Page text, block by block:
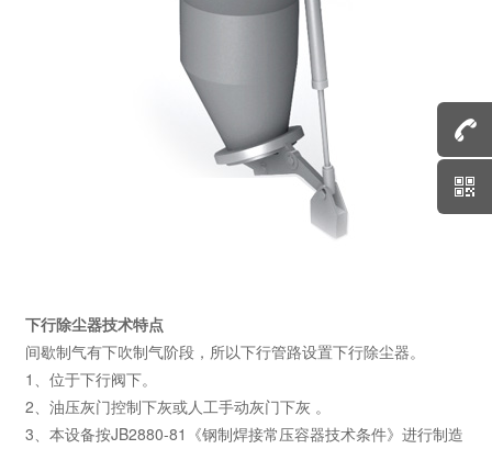
下行除尘器技术特点
间歇制气有下吹制气阶段，所以下行管路设置下行除尘器。
1、位于下行阀下。
2、油压灰门控制下灰或人工手动灰门下灰 。
3、本设备按JB2880-81《钢制焊接常压容器技术条件》进行制造